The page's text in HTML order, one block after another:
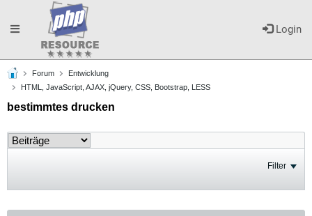
Login
Toggle
navigation
Forum
Entwicklung
HTML, JavaScript, AJAX, jQuery, CSS, Bootstrap, LESS
bestimmtes drucken
Filter